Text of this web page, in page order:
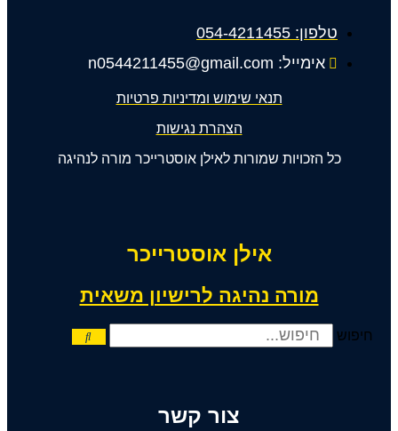
טלפון: 054-4211455
אימייל: n0544211455@gmail.com
תנאי שימוש ומדיניות פרטיות
הצהרת נגישות
כל הזכויות שמורות לאילן אוסטרייכר מורה לנהיגה
אילן אוסטרייכר
מורה נהיגה לרישיון משאית
חיפוש
צור קשר